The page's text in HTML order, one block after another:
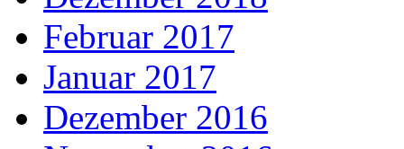
Februar 2017
Januar 2017
Dezember 2016